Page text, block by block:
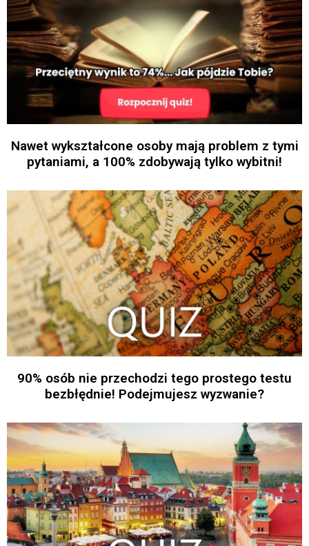
Nawet wykształcone osoby mają problem z tymi
pytaniami, a 100% zdobywają tylko wybitni!
90% osób nie przechodzi tego prostego testu
bezbłędnie! Podejmujesz wyzwanie?